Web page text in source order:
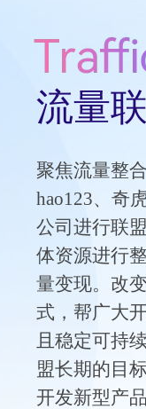
流量
聚焦流量整
hao123、奇
公司进行联
体资源进行
量变现。改
式，帮广大
且稳定可持
盟长期的目
开发新型产